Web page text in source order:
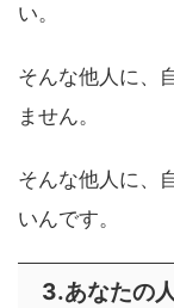
い。
そんな他人に、
ません。
そんな他人に、
いんです。
3.あなたの